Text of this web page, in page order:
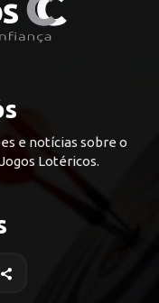
e notícias sobre o
Lotéricos.